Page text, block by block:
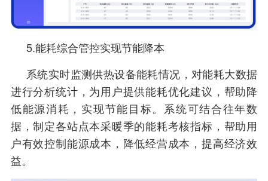
5.能耗综合管控实现节能降本
系统实时监测供热设备能耗情况，对能耗大数据
进行分析统计，为用户提供能耗优化建议，帮助降
低能源消耗，实现节能目标。系统可结合往年数
据，制定各站点本采暖季的能耗考核指标，帮助用
户有效控制能源成本，降低经营成本，提高经济效
益。